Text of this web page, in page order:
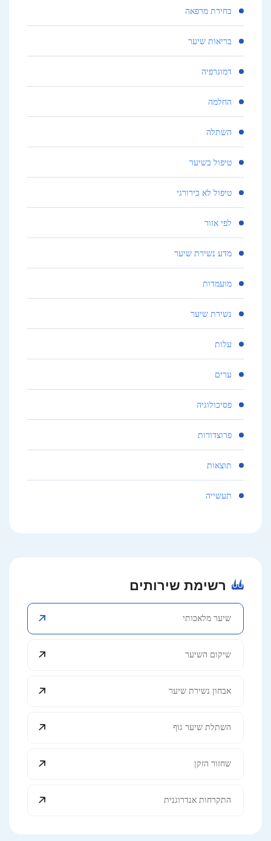
בחירת מרפאה
בריאות שיער
דמוגרפיה
החלמה
השתלה
טיפול בשיער
טיפול לא כירורגי
לפי אזור
מדע נשירת שיער
מועמדות
נשירת שיער
עלות
ערים
פסיכולוגיה
פרוצדורות
תוצאות
תעשייה
רשימת שירותים
שיער מלאכותי
שיקום השיער
אבחון נשירת שיער
השתלת שיער גוף
שחזור הזקן
התקרחות אנדרוגנית